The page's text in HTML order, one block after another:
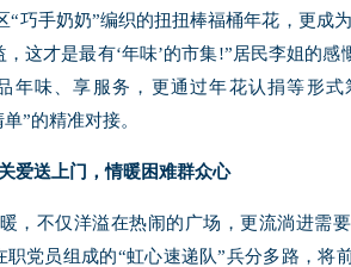
“巧手奶奶”编织的扭扭棒福桶年花，更成
，这才是最有‘年味’的市集!”居民李姐的
年味、享服务，更通过年花认捐等形
”的精准对接。
爱送上门，情暖困难群众心
，不仅洋溢在热闹的广场，更流淌进需
职党员组成的“虹心速递队”兵分多路，将